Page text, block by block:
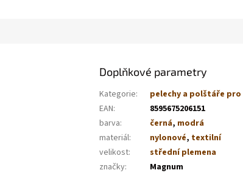
Doplňkové parametry
Kategorie:
pelechy a polštáře pro
EAN:
8595675206151
barva: černá, modrá
materiál: nylonové, textilní
velikost:
střední plemena
značky: Magnum